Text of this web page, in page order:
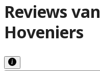
Reviews
Hoveniers